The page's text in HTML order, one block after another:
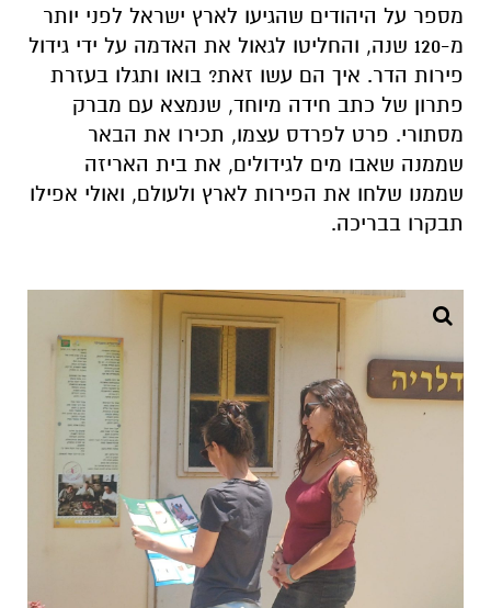
מספר על היהודים שהגיעו לארץ ישראל לפני יותר
מ-120 שנה, והחליטו לגאול את האדמה על ידי גידול
פירות הדר. איך הם עשו זאת? בואו ותגלו בעזרת
פתרון של כתב חידה מיוחד, שנמצא עם מברק
מסתורי. פרט לפרדס עצמו, תכירו את הבאר
שממנה שאבו מים לגידולים, את בית האריזה
שממנו שלחו את הפירות לארץ ולעולם, ואולי אפילו
תבקרו בבריכה.